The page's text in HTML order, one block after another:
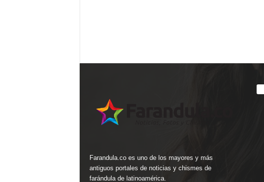
Farandula.co es uno de los mayores y más
antiguos portales de noticias y chismes de
farándula de latinoamérica.